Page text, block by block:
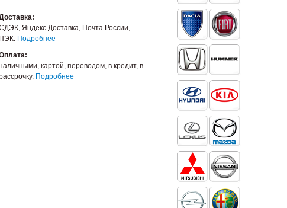
Яндекс Доставка, Почта России,
ПЭК. Подробнее
картой, переводом, в кредит, в
Подробнее